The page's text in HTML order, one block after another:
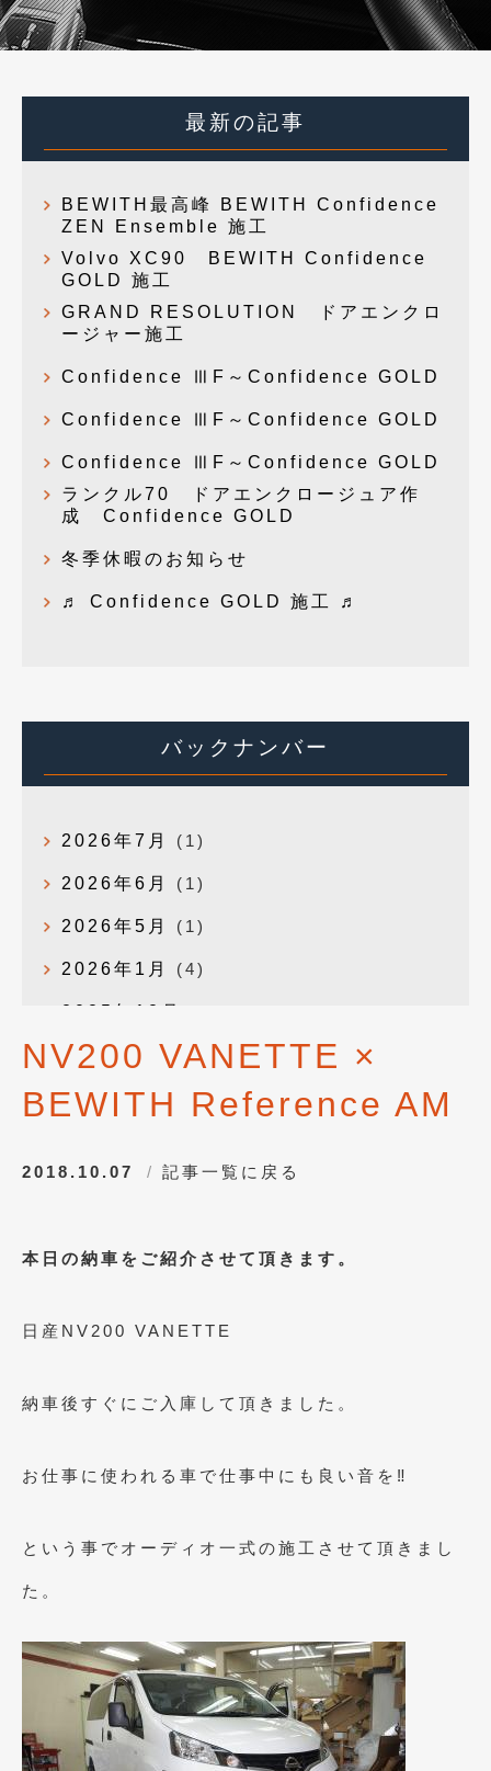
最新の記事
BEWITH最高峰 BEWITH Confidence
ZEN Ensemble 施工
Volvo XC90 BEWITH Confidence
GOLD 施工
GRAND RESOLUTION ドアエンクロ
ージャー施工
Confidence ⅢF～Confidence GOLD
Confidence ⅢF～Confidence GOLD
Confidence ⅢF～Confidence GOLD
ランクル70 ドアエンクロージュア作
成 Confidence GOLD
冬季休暇のお知らせ
♬ Confidence GOLD 施工 ♬
バックナンバー
2026年7月 (1)
2026年6月 (1)
2026年5月 (1)
2026年1月 (4)
2025年12月
2025年10月 (1)
2025年8月(2)
2024年8月(1)
2024年6月(1)
2023年12月(2)
2023年10月(2)
2022年12月(1)
2022年10月(2)
2022年8月(1)
NV200 VANETTE ×
BEWITH Reference AM
2018.10.07 記事一覧に戻る
本日の納車をご紹介させて頂きます。
日産NV200 VANETTE
納車後すぐにご入庫して頂きました。
お仕事に使われる車で仕事中にも良い音を‼
という事でオーディオ一式の施工させて頂きまし
た。